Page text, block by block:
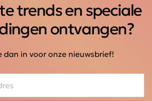
trends en speciale
ontvangen?
dan in voor onze nieuwsbrief!